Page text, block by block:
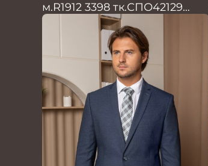
м.R1912 3398 тк.СПО42129
Костюм мужской